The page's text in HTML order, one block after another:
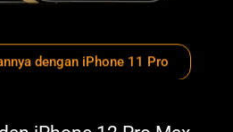
dengan iPhone 11 Pro